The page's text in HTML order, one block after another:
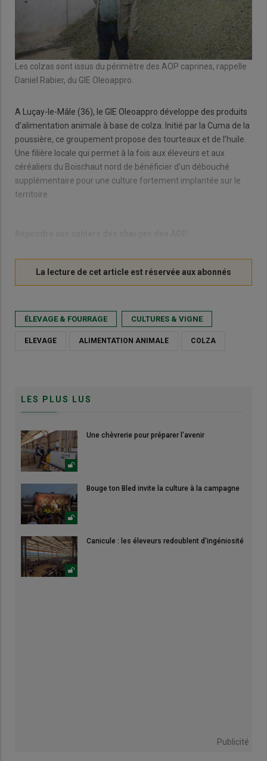
Les colzas sont issus du périmètre des AOP caprines, rappelle
Daniel Rabier, du GIE Oleoappro.
A Luçay-le-Mâle (36), le GIE Oleoappro développe des produits
d’alimentation animale à base de colza. Initié par la Cuma de la
poussière, ce groupement propose des tourteaux et de l’huile.
Une filière locale qui permet à la fois aux éleveurs et aux
céréaliers du Boischaut nord de bénéficier d’un débouché
supplémentaire pour une culture fortement implantée sur le
territoire.
ÉLEVAGE & FOURRAGE CULTURES & VIGNE
ELEVAGE ALIMENTATION ANIMALE COLZA
LES PLUS LUS
Une chèvrerie pour préparer l’avenir
Bouge ton Bled invite la culture à la campagne
Canicule : les éleveurs redoublent d'ingéniosité
Publicité